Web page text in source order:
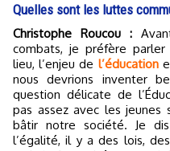
Quelles sont les luttes
Christophe Roucou :
combats, je préfère parler
lieu, l’enjeu de l’éducation
nous devrions inventer
question délicate de
pas assez avec les jeunes
bâtir notre société. Je
l’égalité, il y a des lois,